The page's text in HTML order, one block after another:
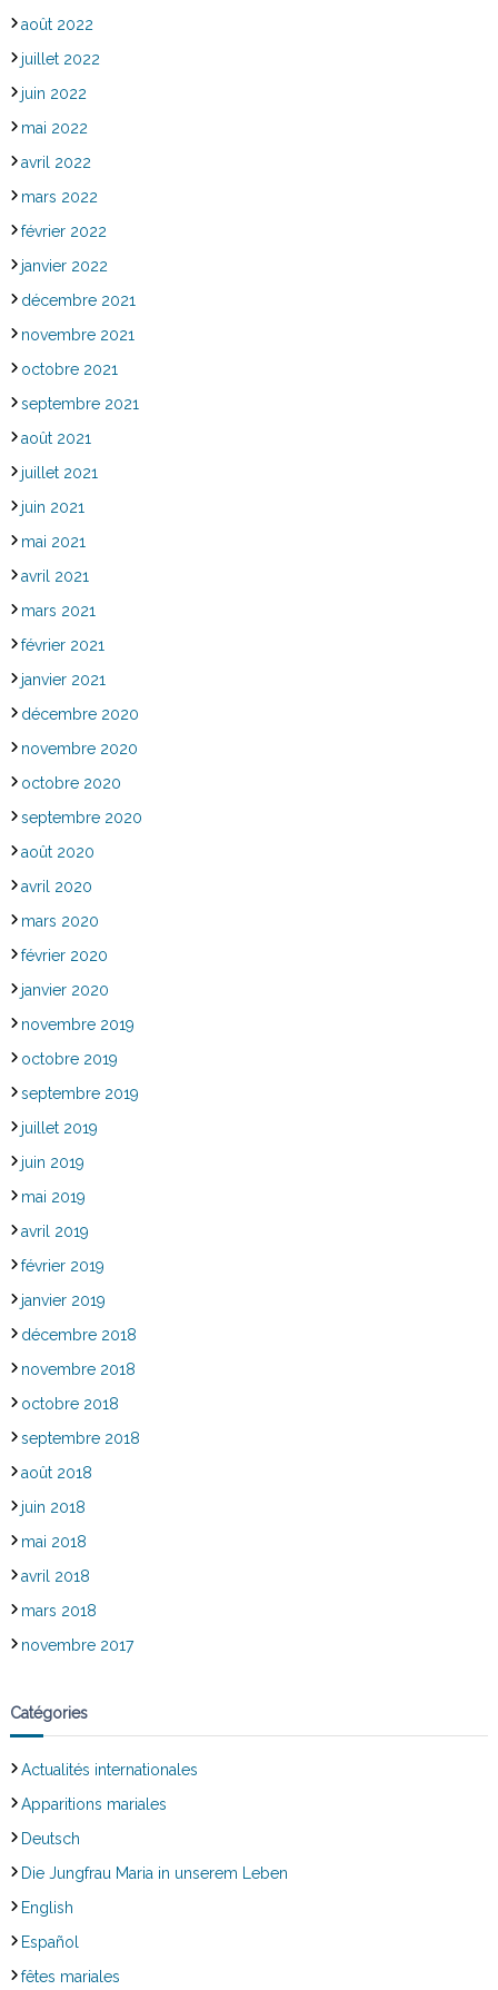
août 2022
juillet 2022
juin 2022
mai 2022
avril 2022
mars 2022
février 2022
janvier 2022
décembre 2021
novembre 2021
octobre 2021
septembre 2021
août 2021
juillet 2021
juin 2021
mai 2021
avril 2021
mars 2021
février 2021
janvier 2021
décembre 2020
novembre 2020
octobre 2020
septembre 2020
août 2020
avril 2020
mars 2020
février 2020
janvier 2020
novembre 2019
octobre 2019
septembre 2019
juillet 2019
juin 2019
mai 2019
avril 2019
février 2019
janvier 2019
décembre 2018
novembre 2018
octobre 2018
septembre 2018
août 2018
juin 2018
mai 2018
avril 2018
mars 2018
novembre 2017
Catégories
Actualités internationales
Apparitions mariales
Deutsch
Die Jungfrau Maria in unserem Leben
English
Español
fêtes mariales